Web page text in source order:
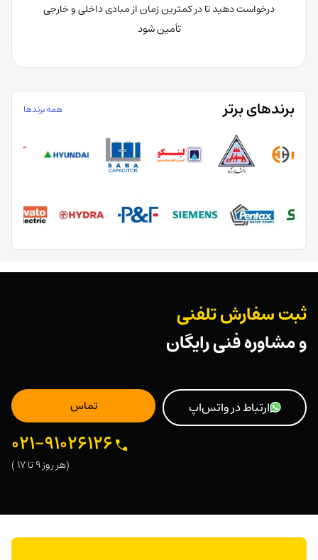
درخواست دهید تا در کمترین زمان از مبادی داخلی و خارجی
تأمین شود
برندهای برتر​ همه برندها
ثبت سفارش تلفنی
ومشاوره فنی رایگان
ارتباط در واتس‌اپ تماس
021-91026126
(هر ‌روز 9 تا 17 )